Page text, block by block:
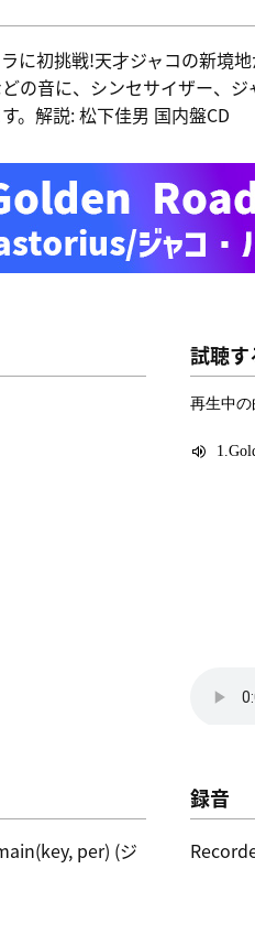
に初挑戦!天才ジャコの新境
の音に、シンセサイザー、
。解説: 松下佳男 国内盤CD
試聴す
per) (ジ
録音